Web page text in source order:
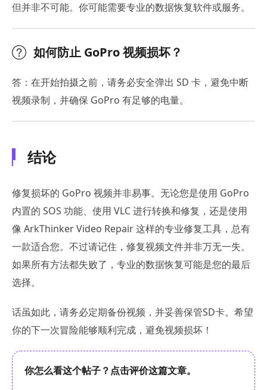
但并非不可能。你可能需要专业的数据恢复软件或服务。
如何防止 GoPro 视频损坏？
答：在开始拍摄之前，请务必安全弹出 SD 卡，避免中断
视频录制，并确保 GoPro 有足够的电量。
结论
修复损坏的 GoPro 视频并非易事。无论您是使用 GoPro
内置的 SOS 功能、使用 VLC 进行转换和修复，还是使用
像 ArkThinker Video Repair 这样的专业修复工具，总有
一款适合您。不过请记住，修复视频文件并非万无一失。
如果所有方法都失败了，专业的数据恢复可能是您的最后
选择。
话虽如此，请务必定期备份视频，并妥善保管SD卡。希望
你的下一次冒险能够顺利完成，避免视频损坏！
你怎么看这个帖子？点击评价这篇文章。